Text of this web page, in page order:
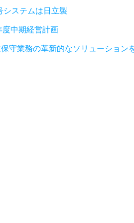
ステムは日立製
中期経営計画
守業務の革新的なソリューション